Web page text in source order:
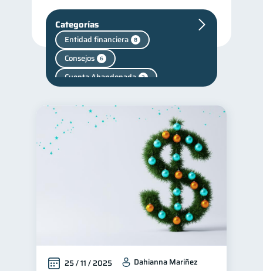
Categorías
Entidad financiera 8
Consejos 6
Cuenta Abandonada 2
1
Finanzas personales
Finanzas para jóvenes 30
Inclusión financiera 22
Bienestar financiero 22
25 / 11 / 2025 Dahianna Mariñez